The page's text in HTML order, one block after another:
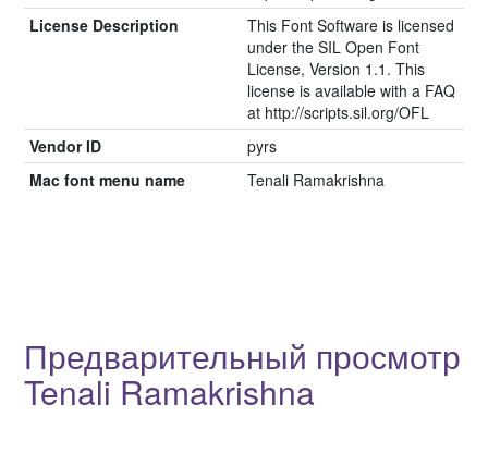
License Description
This Font Software is licensed
under the SIL Open Font
License, Version 1.1. This
license is available with a FAQ
at http://scripts.sil.org/OFL
Vendor ID
pyrs
Mac font menu name
Tenali Ramakrishna
Предварительный просмотр
Tenali Ramakrishna